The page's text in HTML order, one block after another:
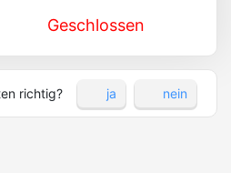
Geschlossen
richtig? ja nein